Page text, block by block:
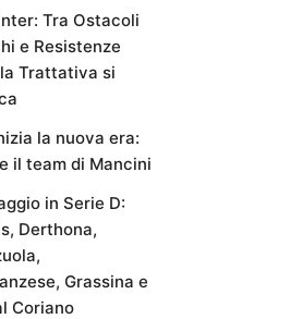
Tra Ostacoli
e Resistenze
Trattativa si
la nuova era:
il team di Mancini
in Serie D:
Derthona,
Grassina e
Coriano